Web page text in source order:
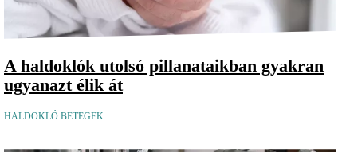
A haldoklók utolsó pillanataikban gyakran
ugyanazt élik át
HALDOKLÓ BETEGEK